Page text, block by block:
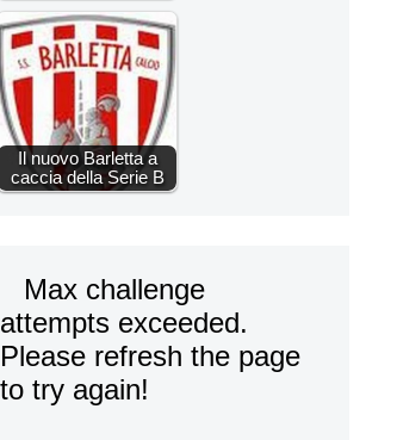
Il nuovo Barletta a
caccia della Serie B